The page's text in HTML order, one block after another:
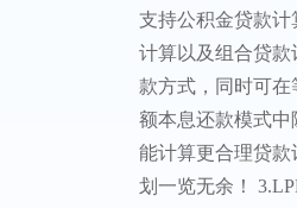
智能房贷计算助手
通计算器遍及不了
题，功能齐全，操
地选择合适自己的
更新 根据央行最
计算出您的每月还